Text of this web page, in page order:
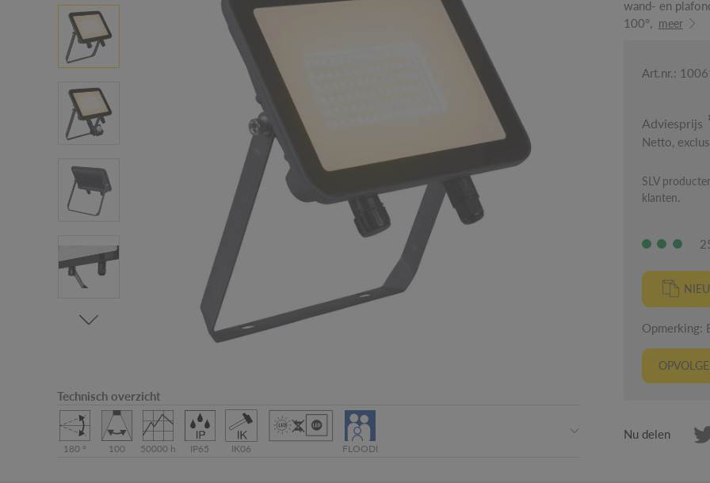
Technisch overzicht
180 ° 100 50000 h IP65 IK06 FLOODI
wand- en
100°,
meer
Art.nr.:
Adviesprijs
Netto,
SLV
klanten.
Opmerking:
Nu delen